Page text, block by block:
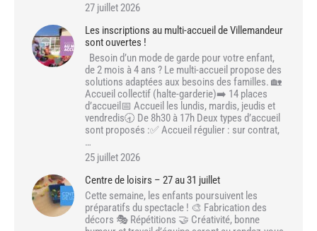
27 juillet 2026
Les inscriptions au multi-accueil de Villemandeur
sont ouvertes !
Besoin d’un mode de garde pour votre enfant,
de 2 mois à 4 ans ? Le multi-accueil propose des
solutions adaptées aux besoins des familles. 🏡
Accueil collectif (halte-garderie)➡️ 14 places
d’accueil📅 Accueil les lundis, mardis, jeudis et
vendredis🕣 De 8h30 à 17h Deux types d’accueil
sont proposés :✅ Accueil régulier : sur contrat,
…
25 juillet 2026
Centre de loisirs – 27 au 31 juillet
Cette semaine, les enfants poursuivent les
préparatifs du spectacle ! 🎨 Fabrication des
décors 🎭 Répétitions 🤝 Créativité, bonne